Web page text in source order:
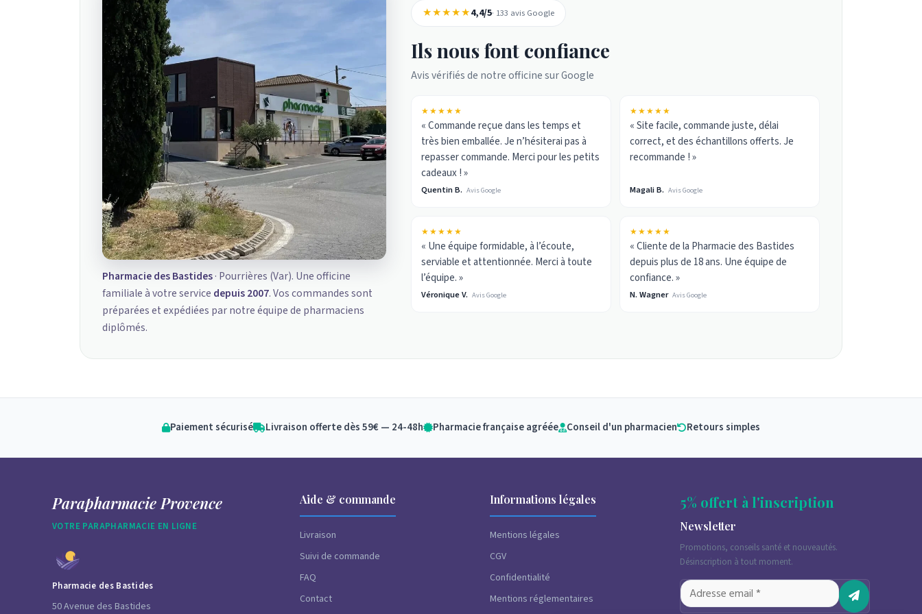
Pharmacie des Bastides· Pourrières (Var). Une officine
familiale à votre service depuis 2007. Vos commandes sont
préparées et expédiées par notre équipe de pharmaciens
diplômés.
★★★★★4,4/5· 133 avis Google
Ils nous font confiance
Avis vérifiés de notre officine sur Google
★★★★★
« Commande reçue dans les temps et
très bien emballée. Je n’hésiterai pas à
repasser commande. Merci pour les petits
cadeaux ! »
Quentin B. Avis Google
★★★★★
« Site facile, commande juste, délai
correct, et des échantillons offerts. Je
recommande ! »
Magali B. Avis Google
★★★★★
« Une équipe formidable, à l’écoute,
serviable et attentionnée. Merci à toute
l’équipe. »
Véronique V. Avis Google
★★★★★
« Cliente de la Pharmacie des Bastides
depuis plus de 18 ans. Une équipe de
confiance. »
N. Wagner Avis Google
Paiement sécurisé Livraison offerte dès 59€ — 24-48h Pharmacie française agréée Conseil d'un pharmacien Retours simples
Parapharmacie Provence
VOTRE PARAPHARMACIE EN LIGNE
Pharmacie des Bastides
50 Avenue des Bastides
Aide & commande
Livraison
Suivi de commande
FAQ
Contact
Informations légales
Mentions légales
CGV
Confidentialité
Mentions réglementaires
5% offert à l'inscription
Newsletter
Promotions, conseils santé et nouveautés.
Désinscription à tout moment.